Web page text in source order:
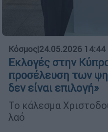
Κόσμος|24.05.2026 14:44
Εκλογές στην
προσέλευση των
δεν είναι επιλογή»
Το κάλεσμα
λαό